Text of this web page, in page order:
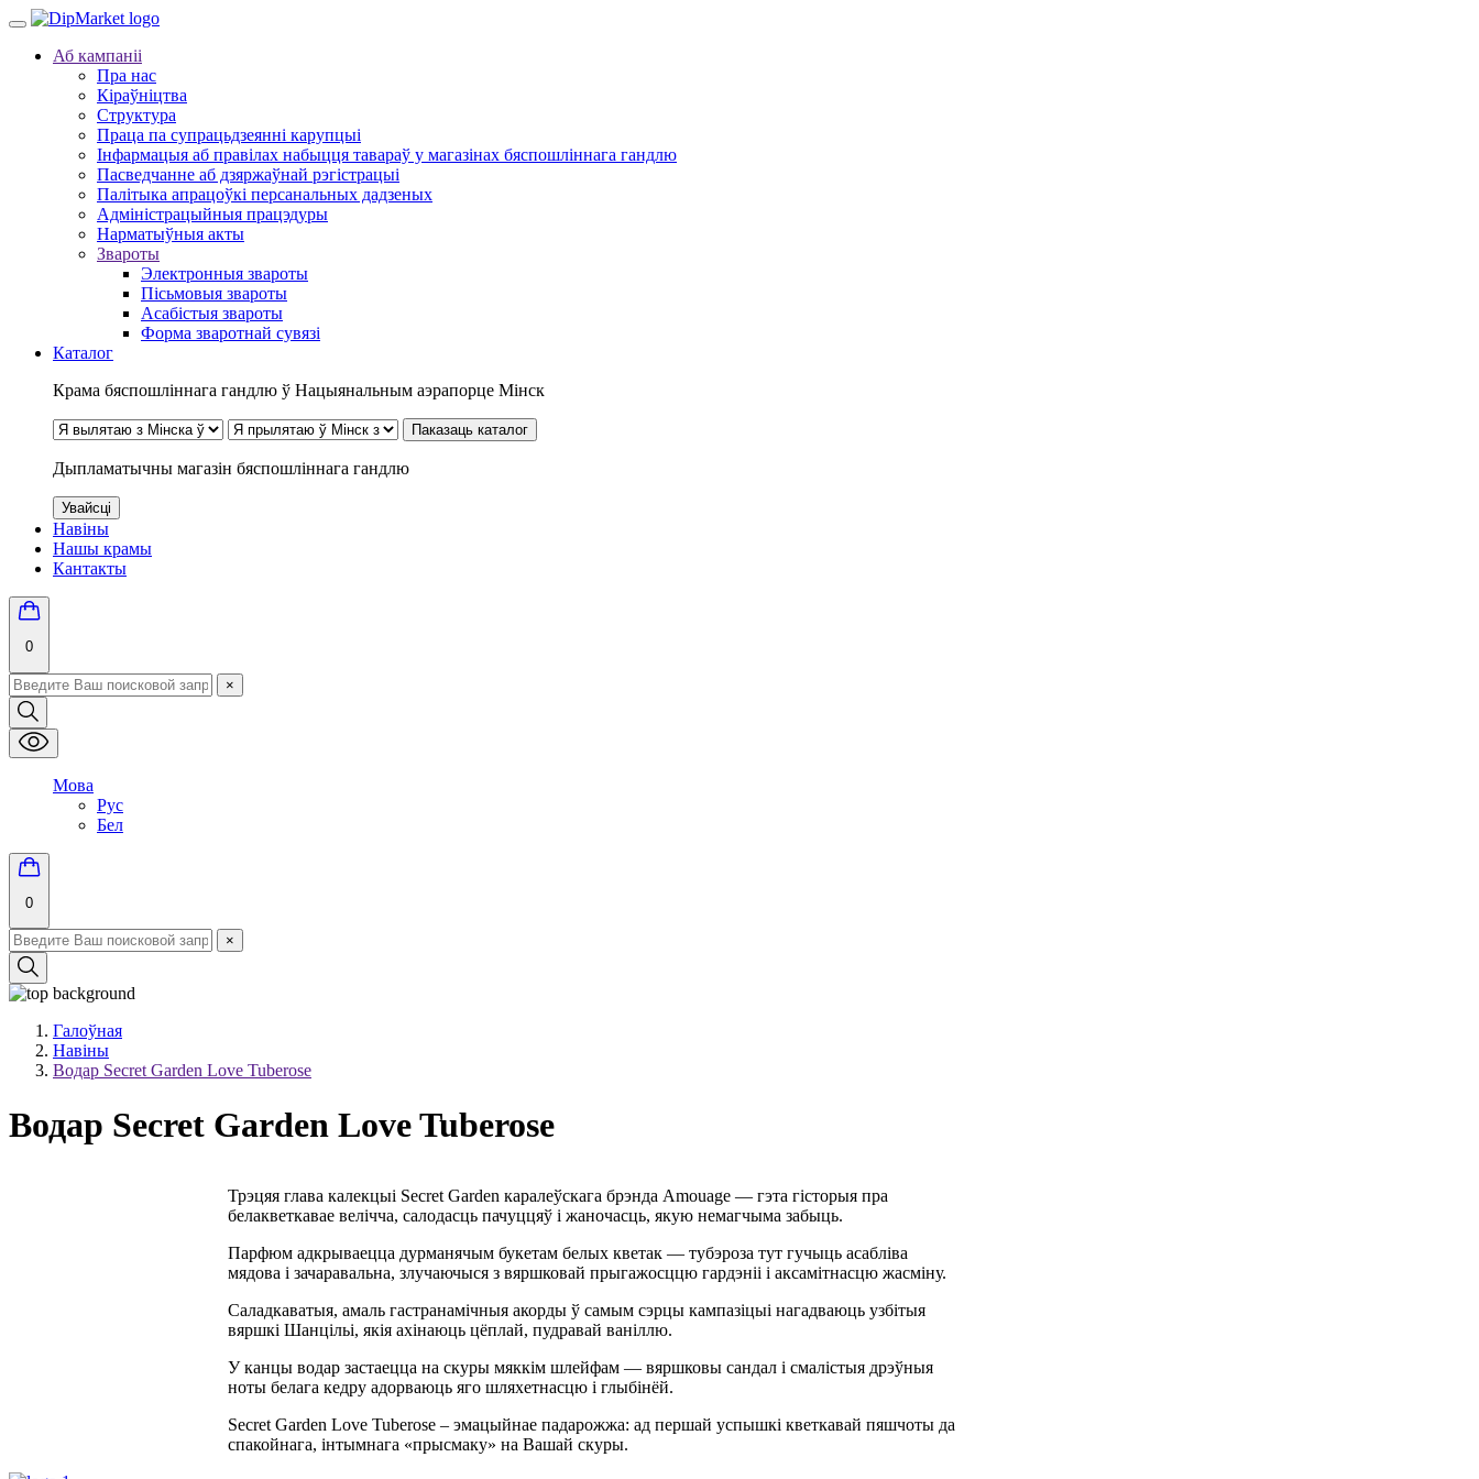
Аб кампаніі
Пра нас
Кіраўніцтва
Структура
Праца па супрацьдзеянні карупцыі
Інфармацыя аб правілах набыцця тавараў у магазінах бяспошліннага гандлю
Пасведчанне аб дзяржаўнай рэгістрацыі
Палітыка апрацоўкі персанальных дадзеных
Адміністрацыйныя працэдуры
Нарматыўныя акты
Звароты
Электронныя звароты
Пісьмовыя звароты
Асабістыя звароты
Форма зваротнай сувязі
Каталог
Крама бяспошліннага гандлю ў Нацыянальным аэрапорце Мінск
Паказаць каталог
Дыпламатычны магазін бяспошліннага гандлю
Увайсці
Навіны
Нашы крамы
Кантакты
0
×
Мова
Рус
Бел
0
×
Галоўная
Навіны
Водар Secret Garden Love Tuberose
Водар Secret Garden Love Tuberose
Трэцяя глава калекцыі Secret Garden каралеўскага брэнда Amouage — гэта гісторыя пра
белакветкавае велічча, салодасць пачуццяў і жаночасць, якую немагчыма забыць.
Парфюм адкрываецца дурманячым букетам белых кветак — тубэроза тут гучыць асабліва
мядова і зачаравальна, злучаючыся з вяршковай прыгажосццю гардэніі і аксамітнасцю жасміну.
Саладкаватыя, амаль гастранамічныя акорды ў самым сэрцы кампазіцыі нагадваюць узбітыя
вяршкі Шанцільі, якія ахінаюць цёплай, пудравай ваніллю.
У канцы водар застаецца на скуры мяккім шлейфам — вяршковы сандал і смалістыя дрэўныя
ноты белага кедру адорваюць яго шляхетнасцю і глыбінёй.
Secret Garden Love Tuberose – эмацыйнае падарожжа: ад першай успышкі кветкавай пяшчоты да
спакойнага, інтымнага «прысмаку» на Вашай скуры.